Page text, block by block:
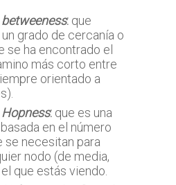
betweeness: que
grado de cercanía o
se ha encontrado el
más corto entre
orientado a
Hopness: que es una
en el número
se necesitan para
nodo (de media,
que estás viendo.